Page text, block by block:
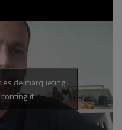
de màrqueting i